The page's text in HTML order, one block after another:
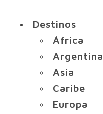
Destinos
África
Argentina
Asia
Caribe
Europa